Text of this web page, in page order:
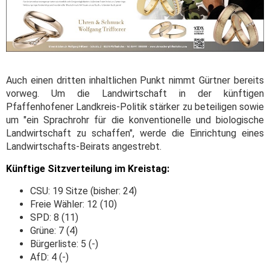
Auch einen dritten inhaltlichen Punkt nimmt Gürtner bereits
vorweg. Um die Landwirtschaft in der künftigen
Pfaffenhofener Landkreis-Politik stärker zu beteiligen sowie
um "ein Sprachrohr für die konventionelle und biologische
Landwirtschaft zu schaffen", werde die Einrichtung eines
Landwirtschafts-Beirats angestrebt.
Künftige Sitzverteilung im Kreistag:
CSU: 19 Sitze (bisher: 24)
Freie Wähler: 12 (10)
SPD: 8 (11)
Grüne: 7 (4)
Bürgerliste: 5 (-)
AfD: 4 (-)